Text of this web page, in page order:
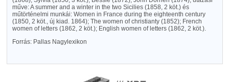
műve: A summer and a winter in the two Sicilies (1858, 2 köt.) és
műtörténelmi munkái: Women in France during the eighteenth century
(1850, 2 köt., új kiad. 1864); The women of christianty (1852); French
women of letters (1862, 2 köt.); English women of letters (1862, 2 köt.).
Forrás: Pallas Nagylexikon